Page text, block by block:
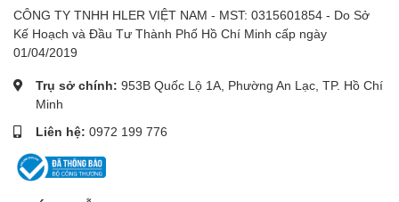
CÔNG TY TNHH HLER VIỆT NAM - MST: 0315601854 - Do Sở
Kế Hoạch và Đầu Tư Thành Phố Hồ Chí Minh cấp ngày
01/04/2019
Trụ sở chính: 953B Quốc Lộ 1A, Phường An Lạc, TP. Hồ Chí
Minh
Liên hệ: 0972 199 776